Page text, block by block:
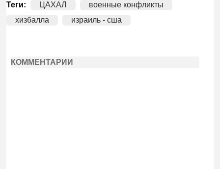
Теги: ЦАХАЛ
военные конфликты
хизбалла
израиль - сша
КОММЕНТАРИИ